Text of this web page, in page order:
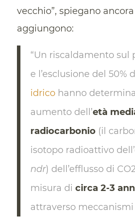
vecchio”, spiegano
aggiungono:
“Un riscaldamento sul
e l’esclusione del 50%
idricohanno
aumento dell’età
radiocarbonio(il
isotopo radioattivo
ndr) dell’efflusso di
misura di circa 2-3
attraverso meccanismi